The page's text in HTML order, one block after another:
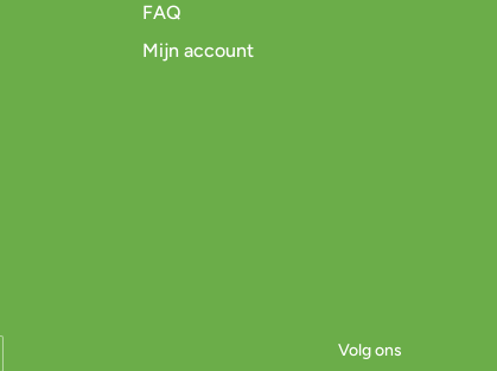
FAQ
Mijn account
Volg ons